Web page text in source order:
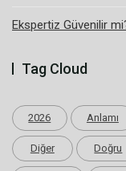
Ekspertiz Güvenilir
Tag Cloud
2026 Anlamı
Diğer Doğru